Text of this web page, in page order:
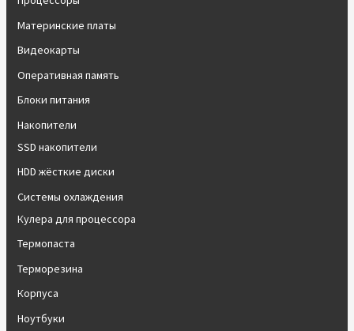
Материнские платы
Видеокарты
Оперативная память
Блоки питания
Накопители
SSD накопители
HDD жёсткие диски
Системы охлаждения
Кулера для процессора
Термопаста
Терморезина
Корпуса
Ноутбуки